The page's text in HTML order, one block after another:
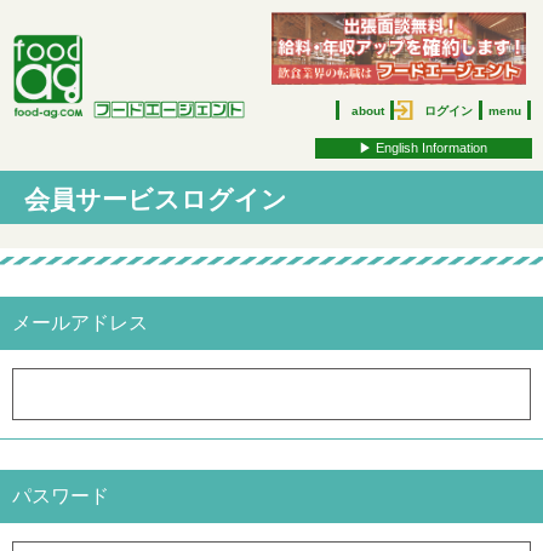
about ログイン menu
▶︎ English Information
会員サービスログイン
メールアドレス
パスワード